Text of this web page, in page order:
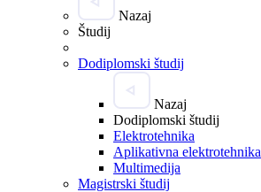
Nazaj
Študij
Dodiplomski študij
Nazaj
Dodiplomski študij
Elektrotehnika
Aplikativna elektrotehnika
Multimedija
Magistrski študij